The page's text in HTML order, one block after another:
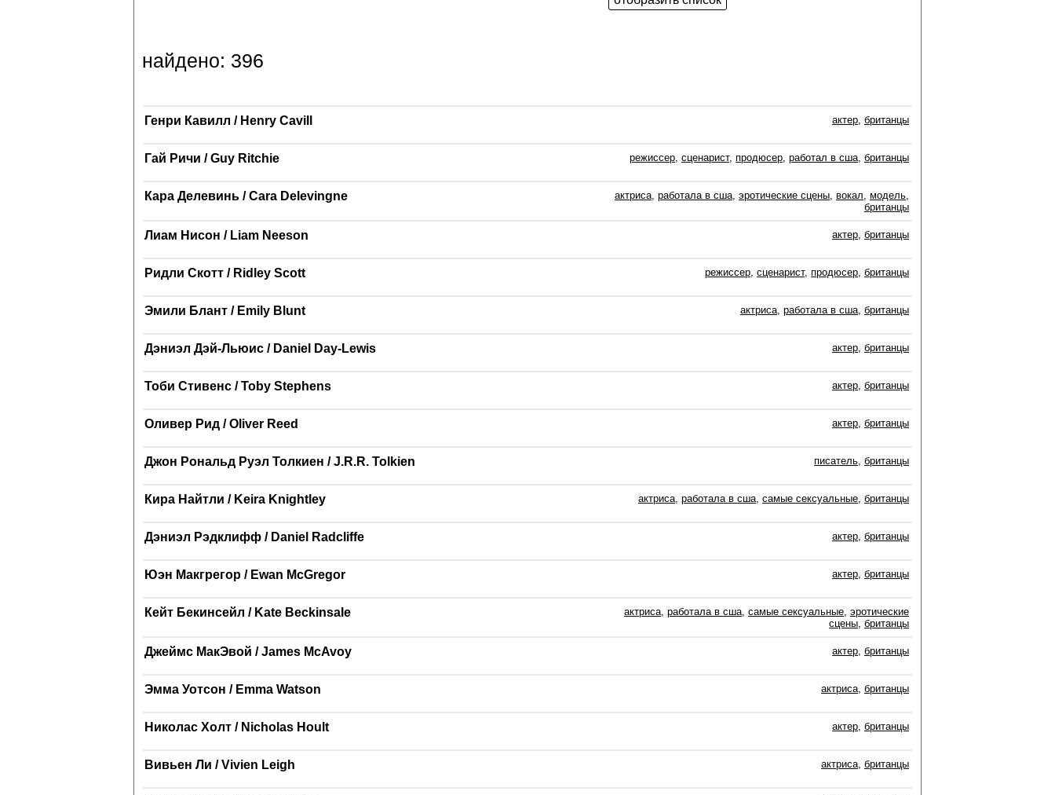
найдено: 396
Генри Кавилл / Henry Cavill актер, британцы
Гай Ричи / Guy Ritchie режиссер, сценарист, продюсер, работал в сша, британцы
Кара Делевинь / Cara Delevingne актриса, работала в сша, эротические сцены, вокал, модель,
британцы
Лиам Нисон / Liam Neeson актер, британцы
Ридли Скотт / Ridley Scott режиссер, сценарист, продюсер, британцы
Эмили Блант / Emily Blunt актриса, работала в сша, британцы
Дэниэл Дэй-Льюис / Daniel Day-Lewis актер, британцы
Тоби Стивенс / Toby Stephens актер, британцы
Оливер Рид / Oliver Reed актер, британцы
Джон Рональд Руэл Толкиен / J.R.R. Tolkien писатель, британцы
Кира Найтли / Keira Knightley актриса, работала в сша, самые сексуальные, британцы
Дэниэл Рэдклифф / Daniel Radcliffe актер, британцы
Юэн Макгрегор / Ewan McGregor актер, британцы
Кейт Бекинсейл / Kate Beckinsale актриса, работала в сша, самые сексуальные, эротические
сцены, британцы
Джеймс МакЭвой / James McAvoy актер, британцы
Эмма Уотсон / Emma Watson актриса, британцы
Николас Холт / Nicholas Hoult актер, британцы
Вивьен Ли / Vivien Leigh актриса, британцы